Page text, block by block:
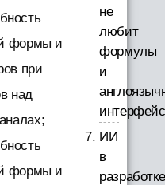
формы и
при
над
формы и
не
любит
формулы
и
ИИ
в
разработке